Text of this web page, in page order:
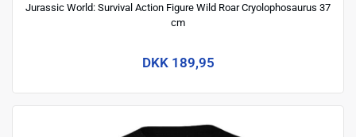
Jurassic World: Survival Action Figure Wild Roar Cryolophosaurus 37
cm
DKK 189,95